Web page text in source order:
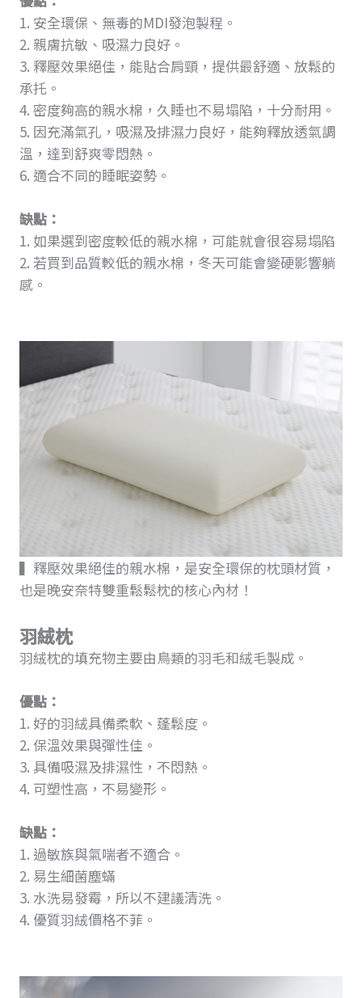
1. 安全環保、無毒的MDI發泡製程。
2. 親膚抗敏、吸濕力良好。
3. 釋壓效果絕佳，能貼合肩頸，提供最舒適、放鬆的
承托。
4. 密度夠高的親水棉，久睡也不易塌陷，十分耐用。
5. 因充滿氣孔，吸濕及排濕力良好，能夠釋放透氣調
溫，達到舒爽零悶熱。
6. 適合不同的睡眠姿勢。
缺點：
1. 如果選到密度較低的親水棉，可能就會很容易塌陷
2. 若買到品質較低的親水棉，冬天可能會變硬影響躺
感。
▍釋壓效果絕佳的親水棉，是安全環保的枕頭材質，
也是晚安奈特雙重鬆鬆枕的核心內材！
羽絨枕
羽絨枕的填充物主要由鳥類的羽毛和絨毛製成。
優點：
1. 好的羽絨具備柔軟、蓬鬆度。
2. 保溫效果與彈性佳。
3. 具備吸濕及排濕性，不悶熱。
4. 可塑性高，不易變形。
缺點：
1. 過敏族與氣喘者不適合。
2. 易生細菌塵蟎
3. 水洗易發霉，所以不建議清洗。
4. 優質羽絨價格不菲。